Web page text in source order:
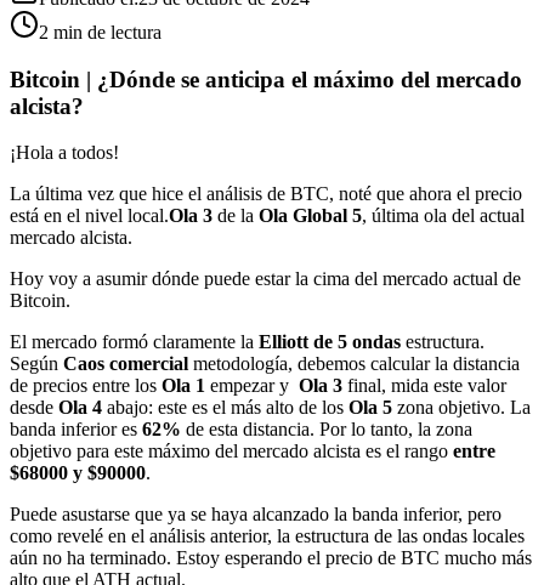
2 min de lectura
Bitcoin | ¿Dónde se anticipa el máximo del mercado
alcista?
¡Hola a todos!
La última vez que hice el análisis de BTC, noté que ahora el precio
está en el nivel local.Ola 3 de la Ola Global 5, última ola del actual
mercado alcista.
Hoy voy a asumir dónde puede estar la cima del mercado actual de
Bitcoin.
El mercado formó claramente la Elliott de 5 ondas estructura.
Según Caos comercial metodología, debemos calcular la distancia
de precios entre los Ola 1 empezar y Ola 3 final, mida este valor
desde Ola 4 abajo: este es el más alto de los Ola 5 zona objetivo. La
banda inferior es 62% de esta distancia. Por lo tanto, la zona
objetivo para este máximo del mercado alcista es el rango entre
$68000 y $90000.
Puede asustarse que ya se haya alcanzado la banda inferior, pero
como revelé en el análisis anterior, la estructura de las ondas locales
aún no ha terminado. Estoy esperando el precio de BTC mucho más
alto que el ATH actual.